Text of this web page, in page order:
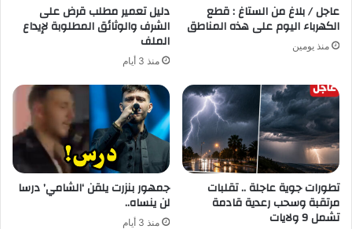
عاجل / بلاغ من الستاغ : قطع
الكهرباء اليوم على هذه المناطق
منذ يومين
دليل تعمير مطلب قرض على
الشرف والوثائق المطلوبة لإيداع
الملف
منذ 3 أيام
تطورات جوية عاجلة .. تقلبات
مرتقبة وسحب رعدية قادمة
تشمل 9 ولايات
جمهور بنزرت يلقن ‘الشامي’ درسا
لن ينساه..
منذ 3 أيام